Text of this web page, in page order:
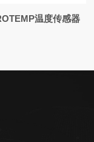
温度传感器